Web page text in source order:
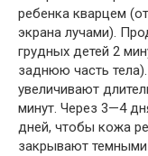
ребенка кварцем
экрана лучами).
грудных детей 2
заднюю часть
увеличивают
минут. Через 3—4
дней, чтобы кожа
закрывают